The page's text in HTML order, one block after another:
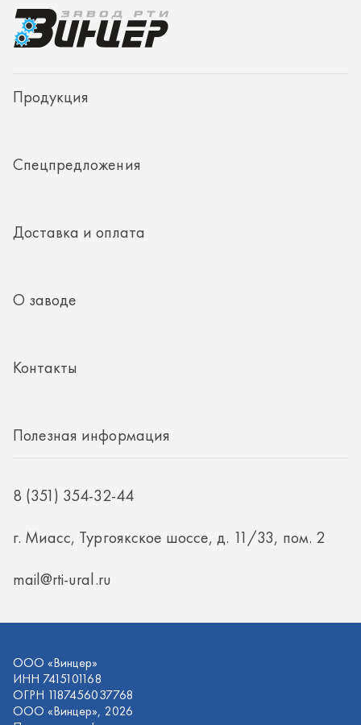
Доставка и оплата
8 (351) 354-32-44
ИНН 7415101168
ОГРН 1187456037768
Политика конфиденциальности